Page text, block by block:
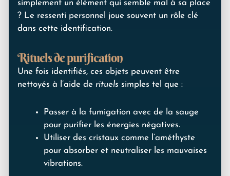
simplement un élément qui semble mal à sa place
? Le ressenti personnel joue souvent un rôle clé
dans cette identification.
Rituels de purification
Une fois identifiés, ces objets peuvent être
nettoyés à l’aide de rituels simples tel que :
Passer à la fumigation avec de la sauge
pour purifier les énergies négatives.
Utiliser des cristaux comme l’améthyste
pour absorber et neutraliser les mauvaises
vibrations.